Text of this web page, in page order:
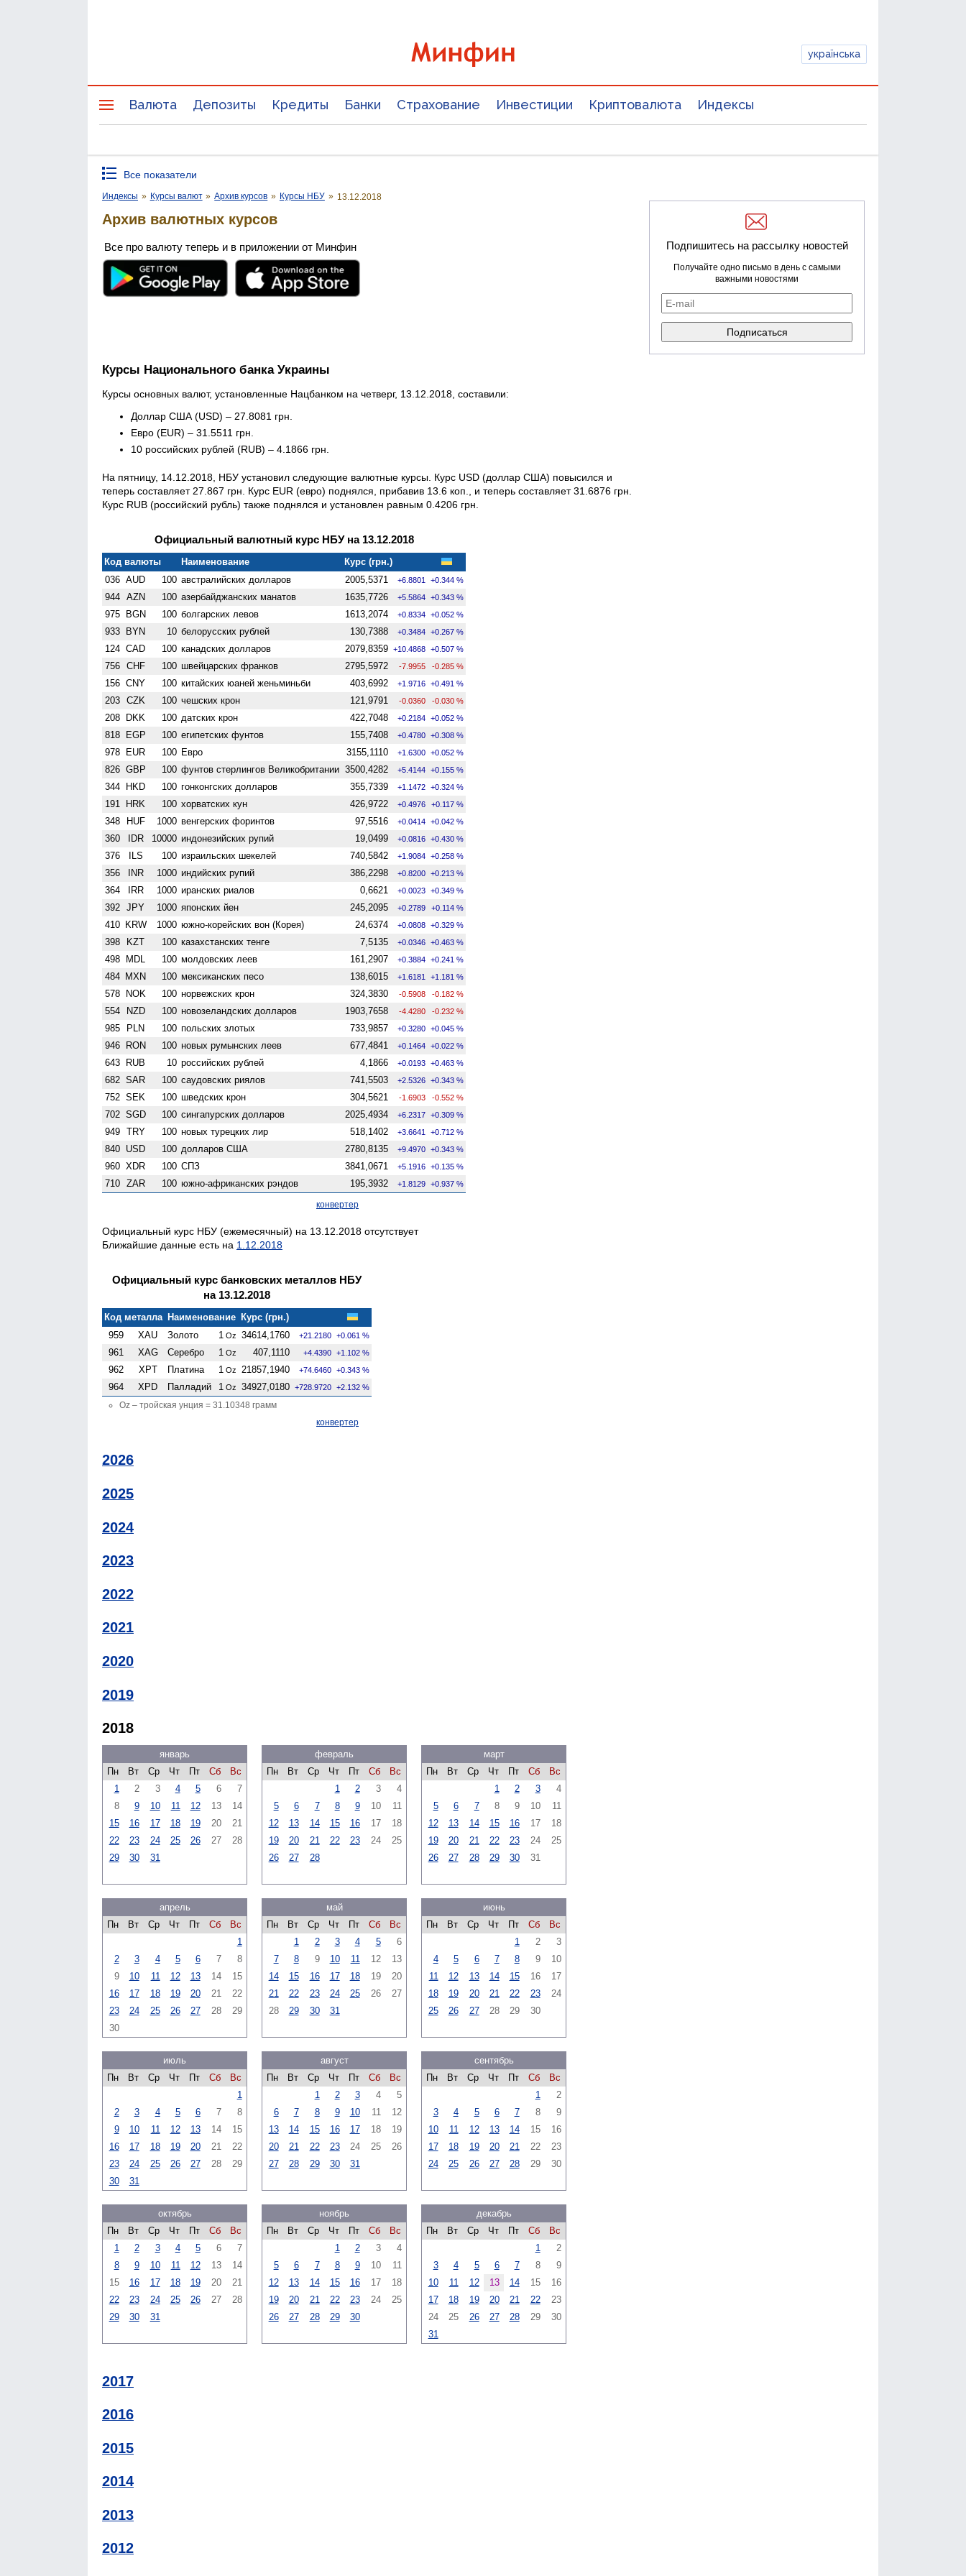
українська
Валюта Депозиты Кредиты Банки Страхование Инвестиции Криптовалюта Индексы
Все показатели
Индексы » Курсы валют » Архив курсов » Курсы НБУ » 13.12.2018
Архив валютных курсов
Все про валюту теперь и в приложении от Минфин
Курсы Национального банка Украины
Курсы основных валют, установленные Нацбанком на четверг, 13.12.2018, составили:
Доллар США (USD) – 27.8081 грн.
Евро (EUR) – 31.5511 грн.
10 российских рублей (RUB) – 4.1866 грн.
На пятницу, 14.12.2018, НБУ установил следующие валютные курсы. Курс USD (доллар США) повысился и
теперь составляет 27.867 грн. Курс EUR (евро) поднялся, прибавив 13.6 коп., и теперь составляет 31.6876 грн.
Курс RUB (российский рубль) также поднялся и установлен равным 0.4206 грн.
Официальный валютный курс НБУ на 13.12.2018
Код валюты Наименование
Курс (грн.)
036 AUD 100 австралийских долларов 2005,5371 +6.8801 +0.344 %
944 AZN 100 азербайджанских манатов 1635,7726 +5.5864 +0.343 %
975 BGN 100 болгарских левов 1613,2074 +0.8334 +0.052 %
933 BYN 10 белорусских рублей 130,7388 +0.3484 +0.267 %
124 CAD 100 канадских долларов 2079,8359 +10.4868 +0.507 %
756 CHF 100 швейцарских франков 2795,5972 -7.9955 -0.285 %
156 CNY 100 китайских юаней женьминьби 403,6992 +1.9716 +0.491 %
203 CZK 100 чешских крон 121,9791 -0.0360 -0.030 %
208 DKK 100 датских крон 422,7048 +0.2184 +0.052 %
818 EGP 100 египетских фунтов 155,7408 +0.4780 +0.308 %
978 EUR 100 Евро 3155,1110 +1.6300 +0.052 %
826 GBP 100 фунтов стерлингов Велико­британии 3500,4282 +5.4144 +0.155 %
344 HKD 100 гонконгских долларов 355,7339 +1.1472 +0.324 %
191 HRK 100 хорватских кун 426,9722 +0.4976 +0.117 %
348 HUF 1000 венгерских форинтов 97,5516 +0.0414 +0.042 %
360 IDR 10000 индонезийских рупий 19,0499 +0.0816 +0.430 %
376 ILS 100 израильских шекелей 740,5842 +1.9084 +0.258 %
356 INR 1000 индийских рупий 386,2298 +0.8200 +0.213 %
364 IRR 1000 иранских риалов 0,6621 +0.0023 +0.349 %
392 JPY 1000 японских йен 245,2095 +0.2789 +0.114 %
410 KRW 1000 южно-корейских вон (Корея) 24,6374 +0.0808 +0.329 %
398 KZT 100 казахстанских тенге 7,5135 +0.0346 +0.463 %
498 MDL 100 молдовских леев 161,2907 +0.3884 +0.241 %
484 MXN 100 мексиканских песо 138,6015 +1.6181 +1.181 %
578 NOK 100 норвежских крон 324,3830 -0.5908 -0.182 %
554 NZD 100 ново­зеландских долларов 1903,7658 -4.4280 -0.232 %
985 PLN 100 польских злотых 733,9857 +0.3280 +0.045 %
946 RON 100 новых румынских леев 677,4841 +0.1464 +0.022 %
643 RUB 10 российских рублей 4,1866 +0.0193 +0.463 %
682 SAR 100 саудовских риялов 741,5503 +2.5326 +0.343 %
752 SEK 100 шведских крон 304,5621 -1.6903 -0.552 %
702 SGD 100 сингапурских долларов 2025,4934 +6.2317 +0.309 %
949 TRY 100 новых турецких лир 518,1402 +3.6641 +0.712 %
840 USD 100 долларов США 2780,8135 +9.4970 +0.343 %
960 XDR 100 СПЗ 3841,0671 +5.1916 +0.135 %
710 ZAR 100 южно-африканских рэндов 195,3932 +1.8129 +0.937 %
конвертер
Официальный курс НБУ (ежемесячный) на 13.12.2018 отсутствует
Ближайшие данные есть на 1.12.2018
Официальный курс банковских металлов НБУ
на 13.12.2018
Код металла Наименование Курс (грн.)
959
XAU Золото 1 Oz 34614,1760 +21.2180 +0.061 %
961 XAG Серебро 1 Oz 407,1110 +4.4390 +1.102 %
962 XPT Платина 1 Oz 21857,1940 +74.6460 +0.343 %
964 XPD Палладий 1 Oz 34927,0180 +728.9720 +2.132 %
Oz – тройская унция = 31.10348 грамм
конвертер
2026
2025
2024
2023
2022
2021
2020
2019
2018
январь
Пн
Вт Ср Чт Пт Сб
Вс
1
2 3 4 5 6
7
8
9 10 11 12 13
14
15
16 17 18 19 20
21
22
23 24 25 26 27
28
29
30 31
февраль
Пн
Вт Ср Чт Пт Сб
Вс
1
2 3
4
5
6 7 8 9 10
11
12
13 14 15 16 17
18
19
20 21 22 23 24
25
26
27 28
март
Пн
Вт Ср Чт Пт Сб
Вс
1
2 3
4
5
6 7 8 9 10
11
12
13 14 15 16 17
18
19
20 21 22 23 24
25
26
27 28 29 30 31
апрель
Пн
Вт Ср Чт Пт Сб
Вс
1
2
3 4 5 6 7
8
9
10 11 12 13 14
15
16
17 18 19 20 21
22
23
24 25 26 27 28
29
30
май
Пн
Вт Ср Чт Пт Сб
Вс
1
2 3 4 5
6
7
8 9 10 11 12
13
14
15 16 17 18 19
20
21
22 23 24 25 26
27
28
29 30 31
июнь
Пн
Вт Ср Чт Пт Сб
Вс
1
2
3
4
5 6 7 8 9
10
11
12 13 14 15 16
17
18
19 20 21 22 23
24
25
26 27 28 29 30
июль
Пн
Вт Ср Чт Пт Сб
Вс
1
2
3 4 5 6 7
8
9
10 11 12 13 14
15
16
17 18 19 20 21
22
23
24 25 26 27 28
29
30
31
август
Пн
Вт Ср Чт Пт Сб
Вс
1
2 3 4
5
6
7 8 9 10 11
12
13
14 15 16 17 18
19
20
21 22 23 24 25
26
27
28 29 30 31
сентябрь
Пн
Вт Ср Чт Пт Сб
Вс
1
2
3
4 5 6 7 8
9
10
11 12 13 14 15
16
17
18 19 20 21 22
23
24
25 26 27 28 29 30
октябрь
Пн
Вт Ср Чт Пт Сб
Вс
1
2 3 4 5 6
7
8
9 10 11 12 13
14
15
16 17 18 19 20
21
22
23 24 25 26 27
28
29
30 31
ноябрь
Пн
Вт Ср Чт Пт Сб
Вс
1
2 3
4
5
6 7 8 9 10
11
12
13 14 15 16 17
18
19
20 21 22 23 24
25
26
27 28 29 30
декабрь
Пн
Вт Ср Чт Пт Сб
Вс
1
2
3
4 5 6 7 8
9
10
11 12 13 14 15
16
17
18 19 20 21 22
23
24
25 26 27 28 29
30
31
2017
2016
2015
2014
2013
2012
Подпишитесь на рассылку новостей
Получайте одно письмо в день с самыми
важными новостями